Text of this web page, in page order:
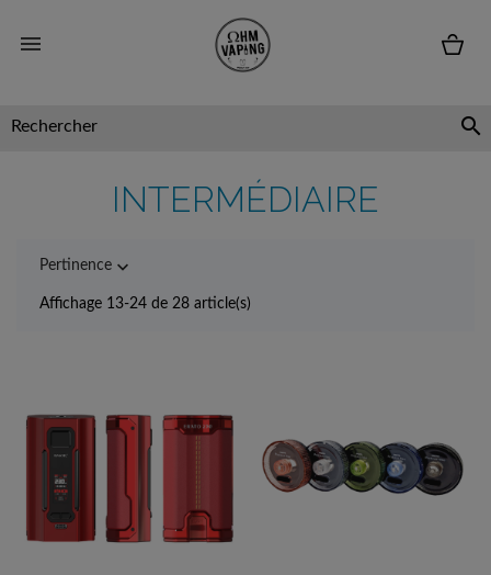


INTERMÉDIAIRE
Pertinence 
Affichage 13-24 de 28 article(s)